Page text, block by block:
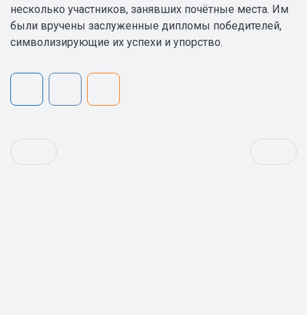
несколько участников, занявших почётные места. Им
были вручены заслуженные дипломы победителей,
символизирующие их успехи и упорство.